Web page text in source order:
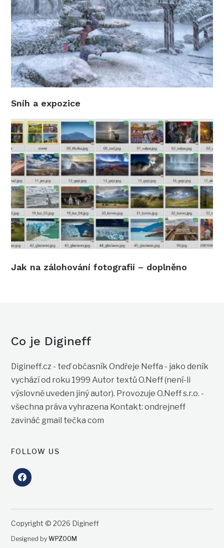
Sníh a expozice
Jak na zálohování fotografií – doplněno
Co je Digineff
Digineff.cz - teď občasník Ondřeje Neffa - jako deník
vychází od roku 1999 Autor textů O.Neff (není-li
výslovně uveden jiný autor). Provozuje O.Neff s.r.o. -
všechna práva vyhrazena Kontakt: ondrejneff
zavináč gmail tečka com
FOLLOW US
facebook
Copyright © 2026 Digineff
Designed byWPZOOM